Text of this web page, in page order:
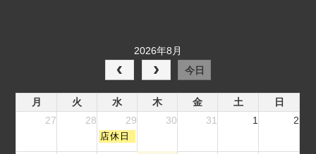
2026年8月
今日
月 火 水 木 金 土
日
27
28 29 30 31 1 2
水
店休日